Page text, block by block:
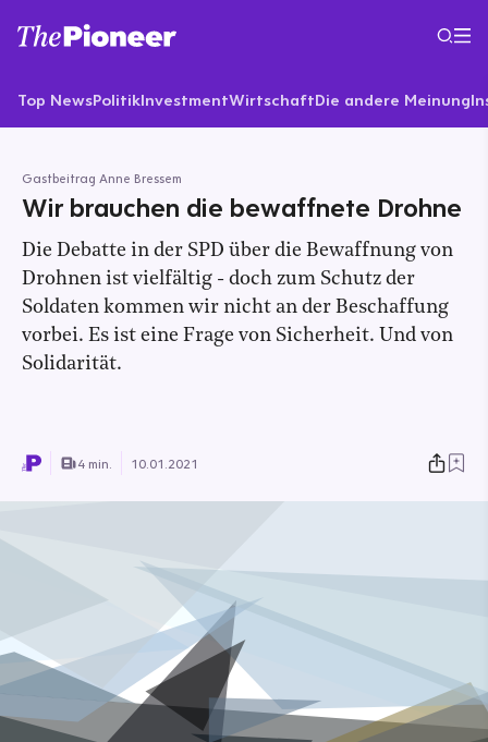
Top NewsPolitikInvestmentWirtschaftDie andere Meinung
Gastbeitrag Anne Bressem
Wir brauchen die bewaffnete Drohne
Die Debatte in der SPD über die Bewaffnung von
Drohnen ist vielfältig - doch zum Schutz der
Soldaten kommen wir nicht an der Beschaffung
vorbei. Es ist eine Frage von Sicherheit. Und von
Solidarität.
4 min. 10.01.2021